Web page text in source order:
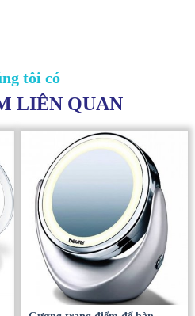
hiện mọi lúc mọi nơi, không còn e
tôi có
LIÊN QUAN